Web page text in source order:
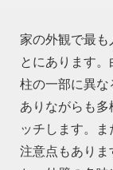
家の外観で最
とにあります
柱の一部に異
ありながらも
ッチします。
注意点もあり